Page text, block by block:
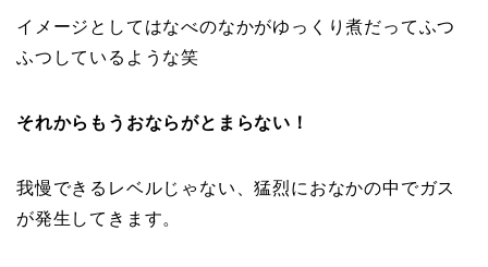
イメージとしてはなべのなかがゆっくり煮だってふつ
ふつしているような笑
それからもうおならがとまらない！
我慢できるレベルじゃない、猛烈におなかの中でガス
が発生してきます。